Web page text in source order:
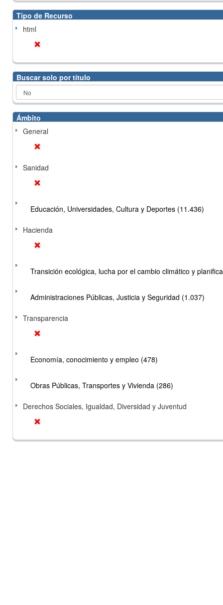
Tipo de Recurso
html
Buscar solo por título
Ámbito
General
Sanidad
Educación, Universidades, Cultura y Deportes (11.436)
Hacienda
Transición ecológica, lucha por el cambio climático y
Administraciones Públicas, Justicia y Seguridad (1.037)
Transparencia
Economía, conocimiento y empleo (478)
Obras Públicas, Transportes y Vivienda (286)
Derechos Sociales, Igualdad, Diversidad y Juventud